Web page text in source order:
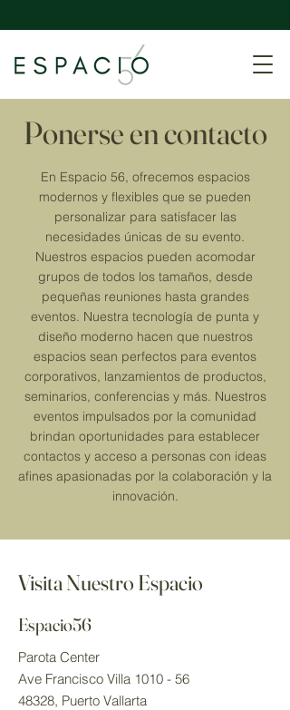
Ponerse en contacto
En Espacio 56, ofrecemos espacios
modernos y flexibles que se pueden
personalizar para satisfacer las
necesidades únicas de su evento.
Nuestros espacios pueden acomodar
grupos de todos los tamaños, desde
pequeñas reuniones hasta grandes
eventos. Nuestra tecnología de punta y
diseño moderno hacen que nuestros
espacios sean perfectos para eventos
corporativos, lanzamientos de productos,
seminarios, conferencias y más. Nuestros
eventos impulsados por la comunidad
brindan oportunidades para establecer
contactos y acceso a personas con ideas
afines apasionadas por la colaboración y la
innovación.
Visita Nuestro Espacio
Espacio56
Parota Center
Ave Francisco Villa 1010 - 56
48328, Puerto Vallarta